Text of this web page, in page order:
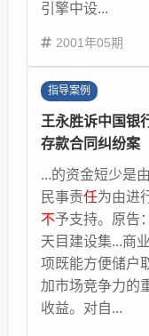
引擎中设...
2001年05期
指导案例
王永胜诉中国银
存款合同纠纷案
...的资金短少是
民事责任为由进
不予支持。原告
天目建设集...商
项既能方便储户
加市场竞争力的
收益。对自...